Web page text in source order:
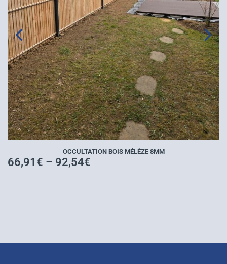
KIT D’OCCULTATION COMPOSITE
107,28€–142,05€